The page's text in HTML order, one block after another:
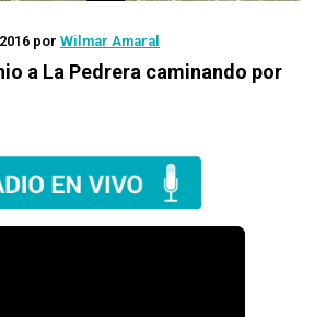
por Wilmar Amaral
a La Pedrera caminando por